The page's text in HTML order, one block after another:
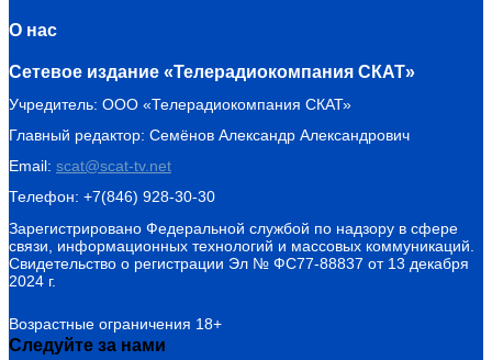
О нас
Сетевое издание «Телерадиокомпания СКАТ»
Учредитель: ООО «Телерадиокомпания СКАТ»
Главный редактор: Семёнов Александр Александрович
Email: scat@scat-tv.net
Телефон: +7(846) 928-30-30
Зарегистрировано Федеральной службой по надзору в сфере
связи, информационных технологий и массовых коммуникаций.
Свидетельство о регистрации Эл № ФС77-88837 от 13 декабря
2024 г.
Возрастные ограничения 18+
Следуйте за нами